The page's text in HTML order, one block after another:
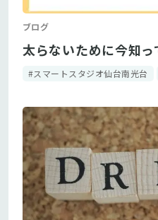
ブログ
太らないために今知っ
#スマートスタジオ仙台南光台